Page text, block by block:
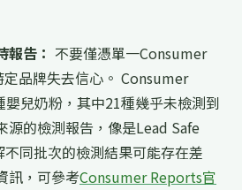
報告： 不要僅憑單一Consumer
品牌失去信心。 Consumer
兒奶粉，其中21種幾乎未檢測到
源的檢測報告，像是Lead Safe
同批次的檢測結果可能存在差
訊，可參考Consumer Reports官